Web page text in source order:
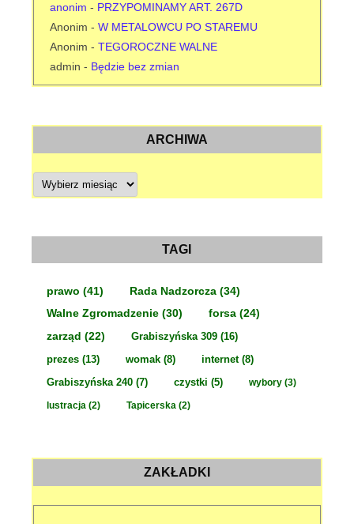
anonim - PRZYPOMINAMY ART. 267D
Anonim - W METALOWCU PO STAREMU
Anonim - TEGOROCZNE WALNE
admin - Będzie bez zmian
ARCHIWA
A
c
TAGI
prawo (41) Rada Nadzorcza (34)
Walne Zgromadzenie (30) forsa (24)
zarząd (22) Grabiszyńska 309 (16)
prezes (13) womak (8) internet(8)
Grabiszyńska 240 (7) czystki (5) wybory (3)
lustracja (2) Tapicerska (2)
ZAKŁADKI